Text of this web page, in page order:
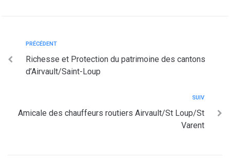
PRÉCÉDENT
Richesse et Protection du patrimoine des cantons
d’Airvault/Saint-Loup
SUIV
Amicale des chauffeurs routiers Airvault/St Loup/St
Varent